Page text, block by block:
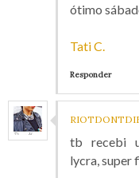
ótimo
Tati C.
Responder
tb recebi
lycra, super